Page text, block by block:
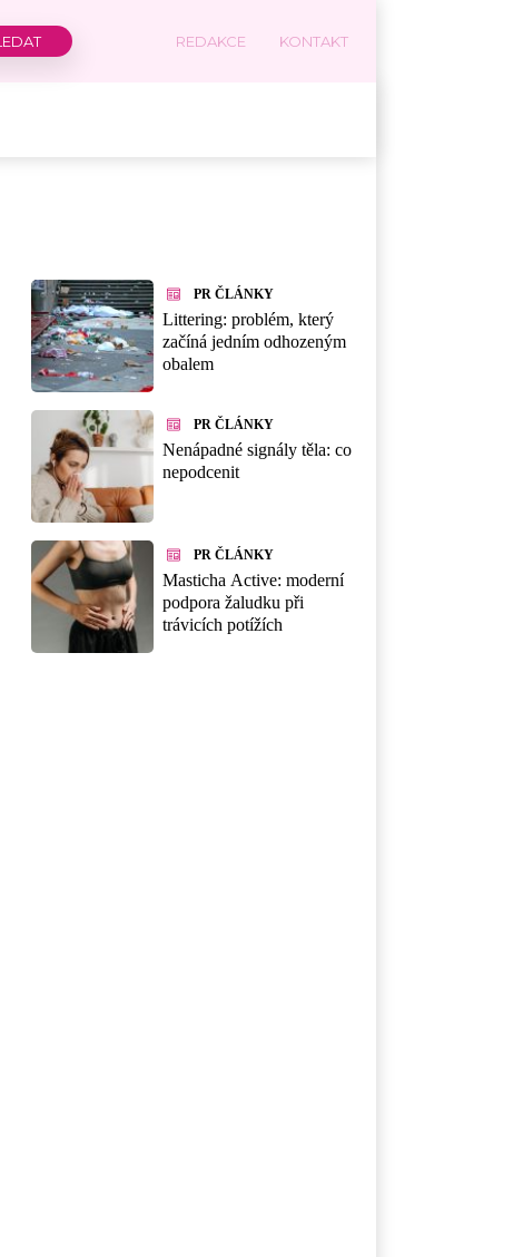
REDAKCE KONTAKT
PR ČLÁNKY
Littering: problém, který
začíná jedním odhozeným
obalem
PR ČLÁNKY
Nenápadné signály těla: co
nepodcenit
PR ČLÁNKY
Masticha Active: moderní
podpora žaludku při
trávicích potížích